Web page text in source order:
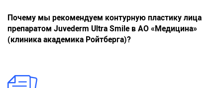
Почему мы рекомендуем контурную пластику лица
препаратом Juvederm Ultra Smile в АО «Медицина»
(клиника академика Ройтберга)?